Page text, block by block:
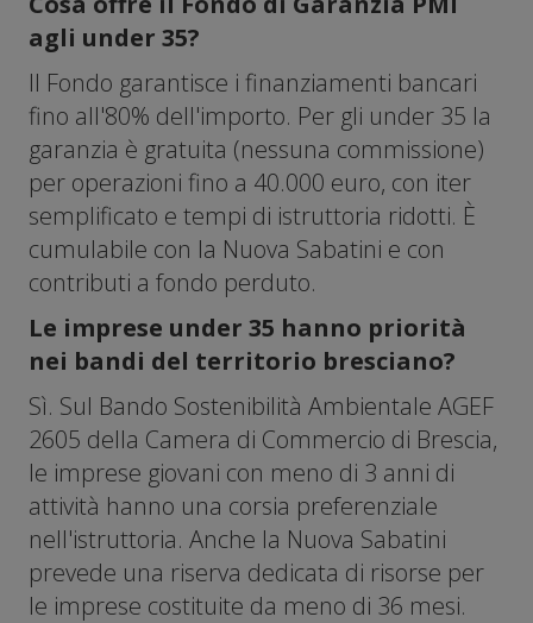
agli under 35?
Il Fondo garantisce i finanziamenti bancari
fino all'80% dell'importo. Per gli under 35 la
garanzia è gratuita (nessuna commissione)
per operazioni fino a 40.000 euro, con iter
semplificato e tempi di istruttoria ridotti. È
cumulabile con la Nuova Sabatini e con
contributi a fondo perduto.
Le imprese under 35 hanno priorità
nei bandi del territorio bresciano?
Sì. Sul Bando Sostenibilità Ambientale AGEF
2605 della Camera di Commercio di Brescia,
le imprese giovani con meno di 3 anni di
attività hanno una corsia preferenziale
nell'istruttoria. Anche la Nuova Sabatini
prevede una riserva dedicata di risorse per
le imprese costituite da meno di 36 mesi.